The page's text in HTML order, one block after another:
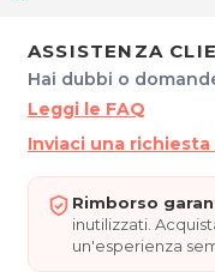
ASSISTENZA
Hai dubbi o
Leggi le FAQ
Inviaci una
Rimborso
inutilizzati.
un'esperienza